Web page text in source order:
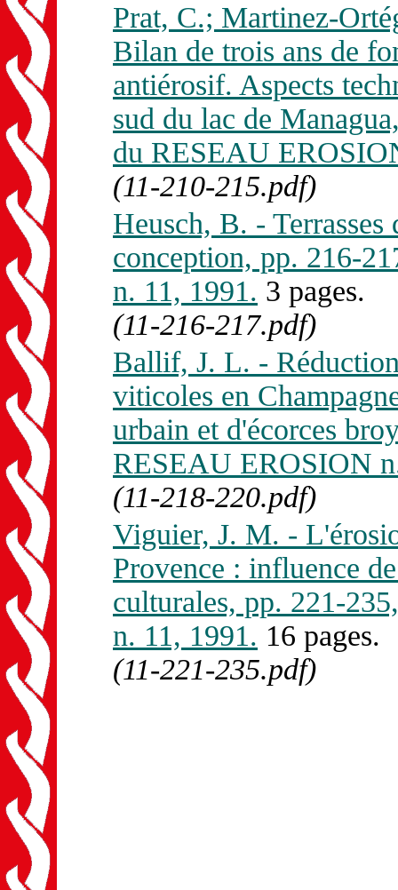
Prat, C.; Martinez-
Bilan de trois ans de
antiérosif. Aspects
sud du lac de
du RESEAU
(11-210-215.pdf)
Heusch, B. -
conception, pp. 216-
n. 11, 1991. 3 pages.
(11-216-217.pdf)
Ballif, J. L. -
viticoles en
urbain et d'écorces
RESEAU EROSION
(11-218-220.pdf)
Viguier, J. M. -
Provence : influence
culturales, pp. 221-
n. 11, 1991. 16 pages.
(11-221-235.pdf)